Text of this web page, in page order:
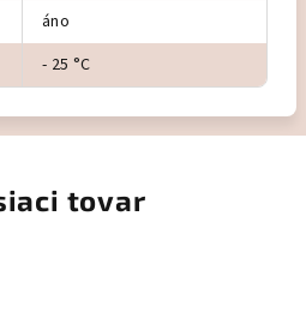
áno
- 25 °C
tovar